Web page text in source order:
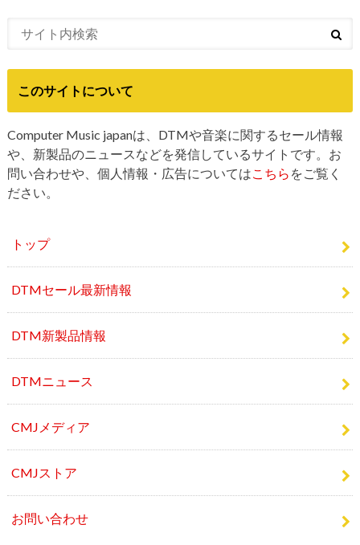
Computer Music japanは、DTMや音楽に関するセール情報
や、新製品のニュースなどを発信しているサイトです。お
問い合わせや、個人情報・広告についてはこちらをご覧く
ださい。
トップ
DTMセール最新情報
DTM新製品情報
DTMニュース
CMJメディア
CMJストア
お問い合わせ